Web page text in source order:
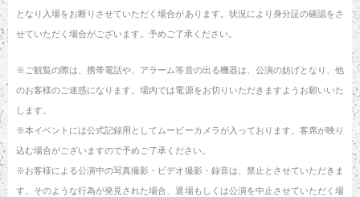
となり入場をお断りさせていただく場合があります。状況により身分証の確認をさ
せていただく場合がございます。予めご了承ください。
※ご観覧の際は、携帯電話や、アラーム等音の出る機器は、公演の妨げとなり、他
のお客様のご迷惑になります。場内では電源をお切りいただきますようお願いいた
します。
※本イベントには公式記録用としてムービーカメラが入っております。客席が映り
込む場合がございますので予めご了承ください。
※お客様による公演中の写真撮影・ビデオ撮影・録音は、禁止とさせていただきま
す。そのような行為が発見された場合、退場もしくは公演を中止させていただく場